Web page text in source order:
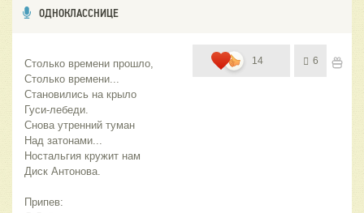
ОДНОКЛАССНИЦЕ
Столько времени прошло,
Столько времени...
Становились на крыло
Гуси-лебеди.
Снова утренний туман
Над затонами...
Ностальгия кружит нам
Диск Антонова.
Припев:
14 6